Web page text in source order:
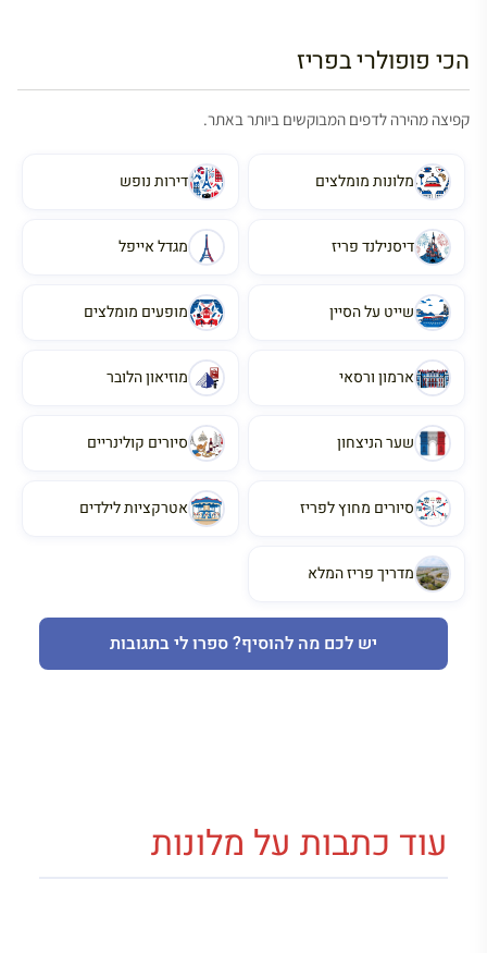
הכי פופולרי בפריז
קפיצה מהירה לדפים המבוקשים ביותר באתר.
מלונות מומלצים דירות נופש
דיסנילנד פריז מגדל אייפל
שייט על הסיין מופעים מומלצים
ארמון ורסאי מוזיאון הלובר
שער הניצחון סיורים קולינריים
סיורים מחוץ לפריז אטרקציות לילדים
מדריך פריז המלא
יש לכם מה להוסיף? ספרו לי בתגובות
עוד כתבות על מלונות